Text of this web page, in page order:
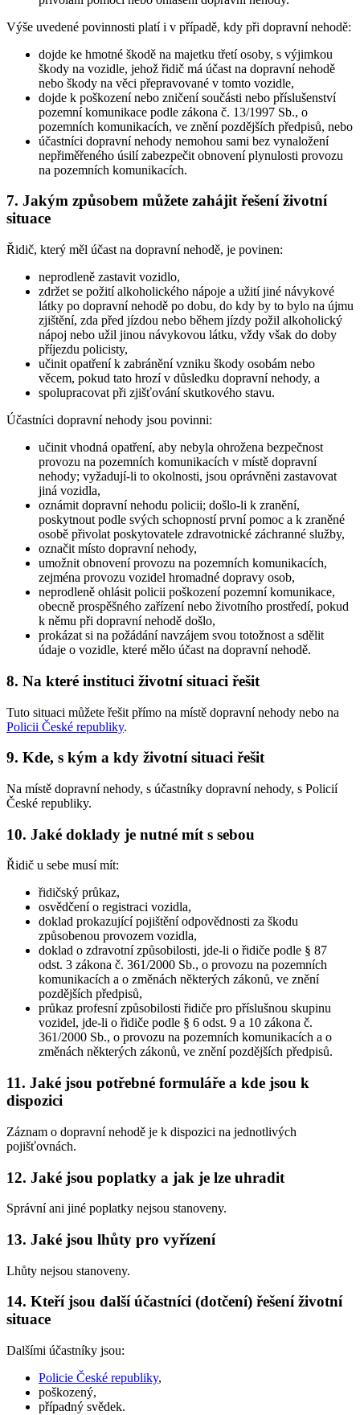
Výše uvedené povinnosti platí i v případě, kdy při dopravní nehodě:
dojde ke hmotné škodě na majetku třetí osoby, s výjimkou
škody na vozidle, jehož řidič má účast na dopravní nehodě
nebo škody na věci přepravované v tomto vozidle,
dojde k poškození nebo zničení součásti nebo příslušenství
pozemní komunikace podle zákona č. 13/1997 Sb., o
pozemních komunikacích, ve znění pozdějších předpisů, nebo
účastníci dopravní nehody nemohou sami bez vynaložení
nepřiměřeného úsilí zabezpečit obnovení plynulosti provozu
na pozemních komunikacích.
7. Jakým způsobem můžete zahájit řešení životní
situace
Řidič, který měl účast na dopravní nehodě, je povinen:
neprodleně zastavit vozidlo,
zdržet se požití alkoholického nápoje a užití jiné návykové
látky po dopravní nehodě po dobu, do kdy by to bylo na újmu
zjištění, zda před jízdou nebo během jízdy požil alkoholický
nápoj nebo užil jinou návykovou látku, vždy však do doby
příjezdu policisty,
učinit opatření k zabránění vzniku škody osobám nebo
věcem, pokud tato hrozí v důsledku dopravní nehody, a
spolupracovat při zjišťování skutkového stavu.
Účastníci dopravní nehody jsou povinni:
učinit vhodná opatření, aby nebyla ohrožena bezpečnost
provozu na pozemních komunikacích v místě dopravní
nehody; vyžadují-li to okolnosti, jsou oprávněni zastavovat
jiná vozidla,
oznámit dopravní nehodu policii; došlo-li k zranění,
poskytnout podle svých schopností první pomoc a k zraněné
osobě přivolat poskytovatele zdravotnické záchranné služby,
označit místo dopravní nehody,
umožnit obnovení provozu na pozemních komunikacích,
zejména provozu vozidel hromadné dopravy osob,
neprodleně ohlásit policii poškození pozemní komunikace,
obecně prospěšného zařízení nebo životního prostředí, pokud
k němu při dopravní nehodě došlo,
prokázat si na požádání navzájem svou totožnost a sdělit
údaje o vozidle, které mělo účast na dopravní nehodě.
8. Na které instituci životní situaci řešit
Tuto situaci můžete řešit přímo na místě dopravní nehody nebo na
Policii České republiky.
9. Kde, s kým a kdy životní situaci řešit
Na místě dopravní nehody, s účastníky dopravní nehody, s Policií
České republiky.
10. Jaké doklady je nutné mít s sebou
Řidič u sebe musí mít:
řidičský průkaz,
osvědčení o registraci vozidla,
doklad prokazující pojištění odpovědnosti za škodu
způsobenou provozem vozidla,
doklad o zdravotní způsobilosti, jde-li o řidiče podle § 87
odst. 3 zákona č. 361/2000 Sb., o provozu na pozemních
komunikacích a o změnách některých zákonů, ve znění
pozdějších předpisů,
průkaz profesní způsobilosti řidiče pro příslušnou skupinu
vozidel, jde-li o řidiče podle § 6 odst. 9 a 10 zákona č.
361/2000 Sb., o provozu na pozemních komunikacích a o
změnách některých zákonů, ve znění pozdějších předpisů.
11. Jaké jsou potřebné formuláře a kde jsou k
dispozici
Záznam o dopravní nehodě je k dispozici na jednotlivých
pojišťovnách.
12. Jaké jsou poplatky a jak je lze uhradit
Správní ani jiné poplatky nejsou stanoveny.
13. Jaké jsou lhůty pro vyřízení
Lhůty nejsou stanoveny.
14. Kteří jsou další účastníci (dotčení) řešení životní
situace
Dalšími účastníky jsou:
Policie České republiky,
poškozený,
případný svědek.